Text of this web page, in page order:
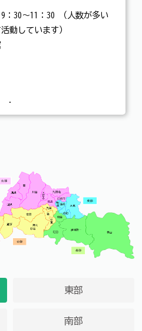
30～11：30 （人数が多い
動しています）
東部
南部